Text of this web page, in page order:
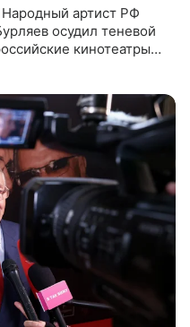
артист РФ
осудил теневой
кинотеатры